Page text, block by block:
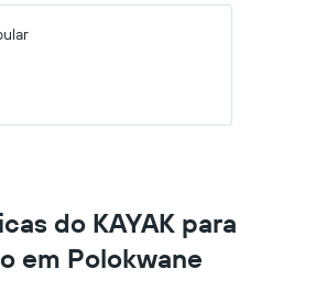
do KAYAK para
em Polokwane